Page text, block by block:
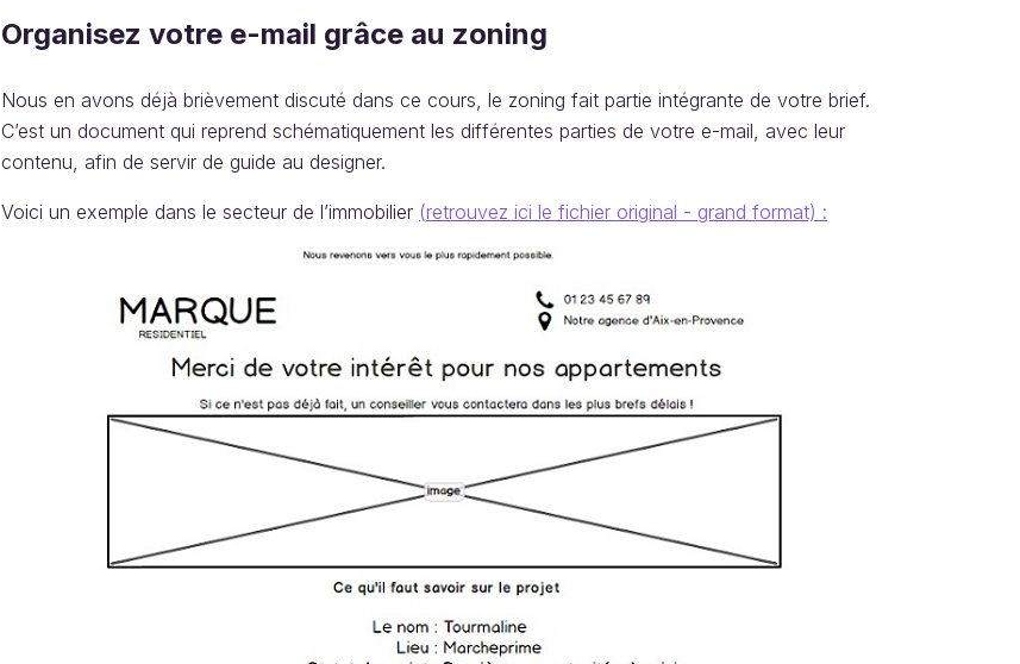
Organisez votre e-mail grâce au zoning
Nous en avons déjà brièvement discuté dans ce cours, le zoning fait partie intégrante de votre brief.
C’est un document qui reprend schématiquement les différentes parties de votre e-mail, avec leur
contenu, afin de servir de guide au designer.
Voici un exemple dans le secteur de l’immobilier (retrouvez ici le fichier original - grand format) :